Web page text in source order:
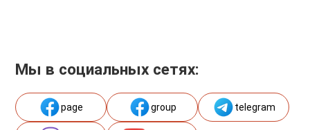
Мы в социальных сетях:
page group telegram